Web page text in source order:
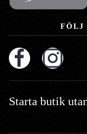
FÖLJ
Starta butik